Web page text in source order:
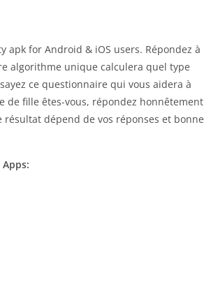
apk for Android & iOS users. Répondez à
algorithme unique calculera quel type
ce questionnaire qui vous aidera à
de fille êtes-vous, répondez honnêtement
résultat dépend de vos réponses et bonne